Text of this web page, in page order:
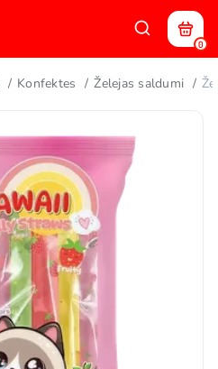
0
Konfektes Želejas saldumi